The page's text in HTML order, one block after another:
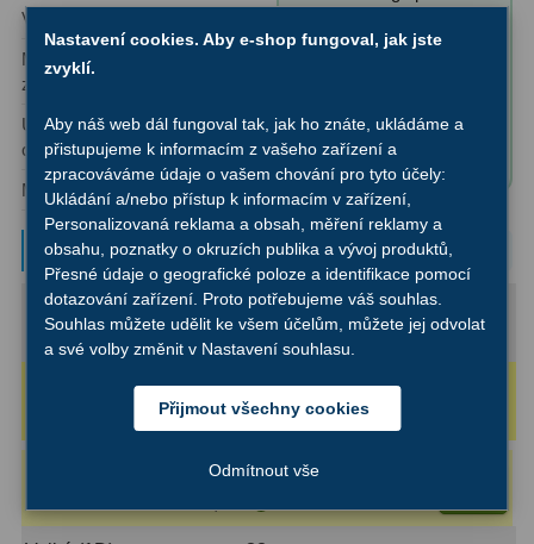
Ostatní22
Seřízení22
Laserové kolimátory6
Optické kolimátory11
Umělé hvězdy5
Zrcátka a hranoly61
Diagonální zrcátka36
Amici hranoly 45°11
Výrobní série:
Maximální užitečné
zvětšení:
Upínací průměr
okuláru:
1,25″
Montáž: Dobson
diagonal
✅ Finder scope: Red
dot finder
Typové zvětšení
Maximální (2D):
150x
Okuláry 6-7 mm
Rozlišovací (1.4D):
113x
(s okulárem 8 mm)
Okuláry 8-9 mm
Okulár Binorum Super
Nastavení cookies. Aby e-shop fungoval, jak jste
zvyklí.
Aby náš web dál fungoval tak, jak ho znáte, ukládáme a
přistupujeme k informacím z vašeho zařízení a
zpracováváme údaje o vašem chování pro tyto účely:
Ukládání a/nebo přístup k informacím v zařízení,
Personalizovaná reklama a obsah, měření reklamy a
obsahu, poznatky o okruzích publika a vývoj produktů,
Přesné údaje o geografické poloze a identifikace pomocí
dotazování zařízení. Proto potřebujeme váš souhlas.
Souhlas můžete udělit ke všem účelům, můžete jej odvolat
a své volby změnit v Nastavení souhlasu.
Přijmout všechny cookies
Odmítnout vše